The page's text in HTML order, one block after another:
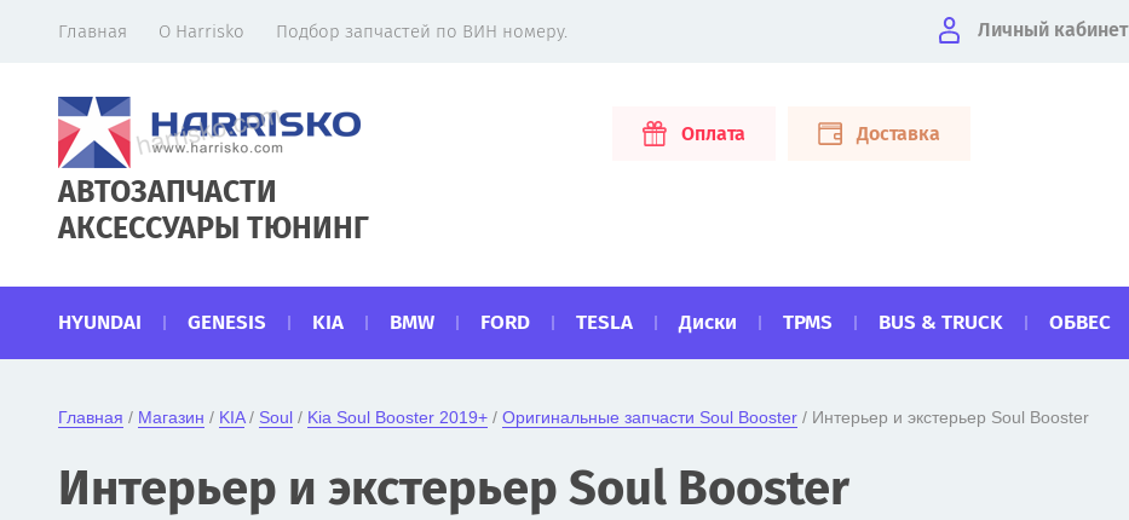
Главная О Harrisko Подбор запчастей по ВИН номеру. Личный кабинет
АВТОЗАПЧАСТИ
АКСЕССУАРЫ ТЮНИНГ
Оплата Доставка
HYUNDAI GENESIS KIA BMW FORD TESLA Диски TPMS BUS & TRUCK ОБВЕС
Главная / Магазин / KIA / Soul / Kia Soul Booster 2019+ / Оригинальные запчасти Soul Booster / Интерьер и экстерьер Soul Booster
Интерьер и экстерьер Soul Booster